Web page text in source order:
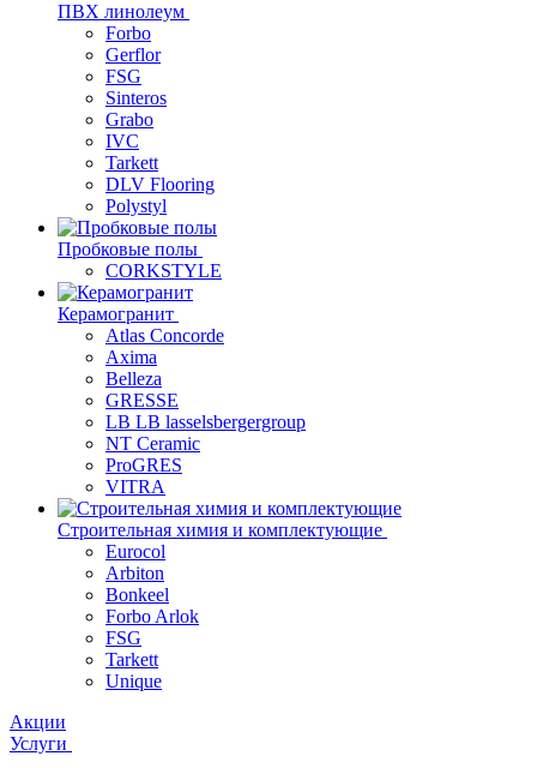
ПВХ линолеум
Forbo
Gerflor
FSG
Sinteros
Grabo
IVC
Tarkett
DLV Flooring
Polystyl
Пробковые полы
CORKSTYLE
Керамогранит
Atlas Concorde
Axima
Belleza
GRESSE
LB LB lasselsbergergroup
NT Ceramic
ProGRES
VITRA
Строительная химия и комплектующие
Eurocol
Arbiton
Bonkeel
Forbo Arlok
FSG
Tarkett
Unique
Акции
Услуги